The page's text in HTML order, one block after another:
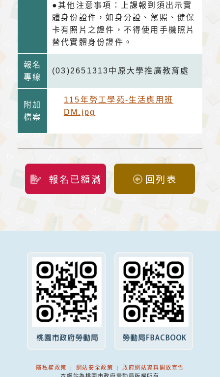
●其他注意事項：上課報到須出示實
體身份證件，如身分證、駕照、健保
卡有照片之證件，不得使用手機照片
替代實體身份證件。
報名
專線
(03)2651313中原大學推廣教育處
附加
檔案
115年勞工學苑-生活應用班
DM.jpg
報名已額滿 回列表
隱私權政策 | 網站安全政策 | 政府網站資料開放宣告
本網站為桃園市政府勞動局版權所有